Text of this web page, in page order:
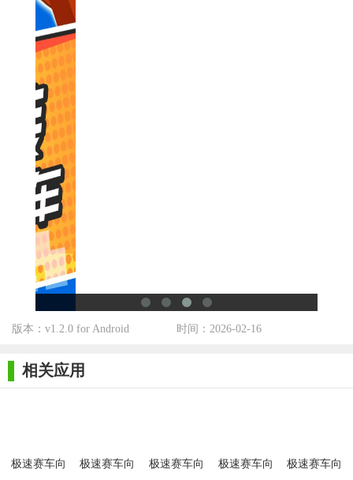
赛车都具备独特的性能和特点。玩家可以通过游戏内购买、解锁
并升级各种车辆的零件，如引擎、轮胎、悬挂等，以打造独一无
二的赛车。
3. 内置菜单：游戏内置了便捷菜单，玩家可以通过菜单进行
游戏设置、查看游戏进度、排行榜等操作。此外，内置菜单还提
供了无限能量、无限金币、无限钻石等福利，让玩家在游戏中更
加轻松自如。
【极速赛车向前冲内置菜单2026攻略】
1. 掌握技巧：在比赛中，玩家需要合理选择赛车的速度和操
控方式。通过加速、减速、转向和漂移等技巧，在复杂的地形和
对手间穿梭，以取得更好的成绩。
2. 升级赛车：不断升级赛车的零件和性能是提升竞争力的关
键。玩家需要不断积累金币和钻石，以购买更高级的零件和赛
车。
3. 挑战模式：游戏提供了多种挑战模式，如计时赛、单挑赛
和锦标赛等。玩家可以根据自己的实力和喜好选择不同的挑战模
以通过关注排行榜，了解其他玩家的实力和成绩，以激励自己不
版本：v1.2.0 for Android 时间：2026-02-16
相关应用
极速赛车向
极速赛车向
极速赛车向
极速赛车向
极速赛车向